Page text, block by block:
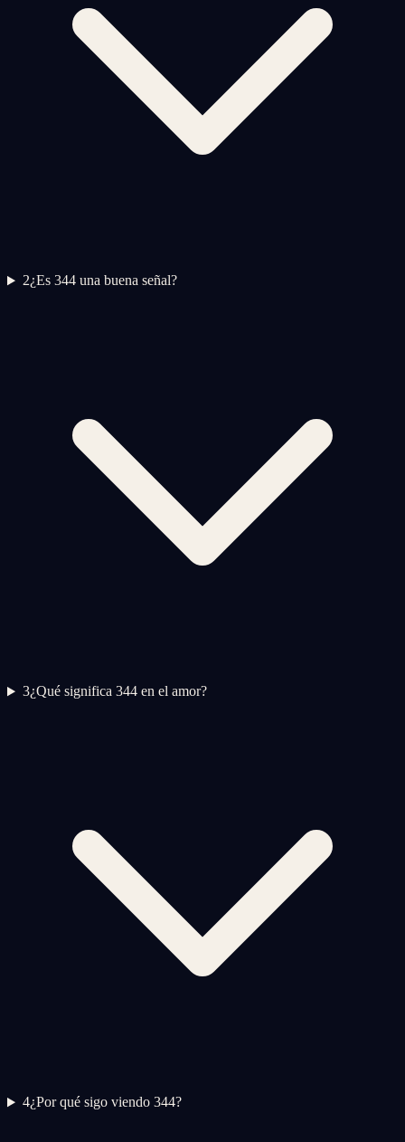
2¿Es 344 una buena señal?
3¿Qué significa 344 en el amor?
4¿Por qué sigo viendo 344?